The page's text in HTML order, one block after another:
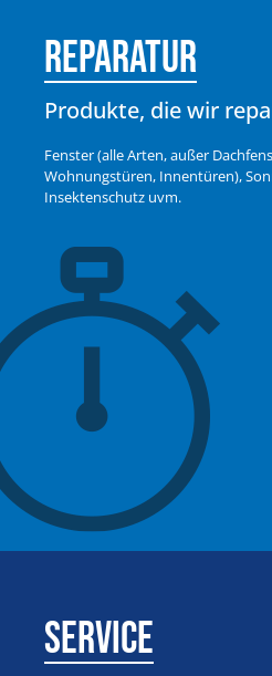
Reparatur
Produkte, die wir
Fenster (alle Arten, außer
Wohnungstüren, Innentüren),
Insektenschutz uvm.
Service